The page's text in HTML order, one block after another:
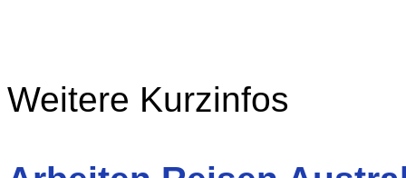
Weitere Kurzinfos